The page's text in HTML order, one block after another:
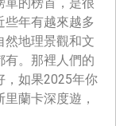
些年有越來越多
然地理景觀和文
有。那裡人們的
，如果2025年你
蘭卡深度遊，